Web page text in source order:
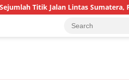
Jalan Lintas Sumatera, Pengguna